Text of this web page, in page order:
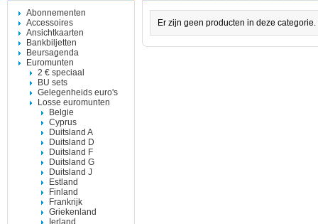
Abonnementen
Accessoires
Ansichtkaarten
Bankbiljetten
Beursagenda
Euromunten
2 € speciaal
BU sets
Gelegenheids euro's
Losse euromunten
Belgie
Cyprus
Duitsland A
Duitsland D
Duitsland F
Duitsland G
Duitsland J
Estland
Finland
Frankrijk
Griekenland
Ierland
Er zijn geen producten in deze categorie.